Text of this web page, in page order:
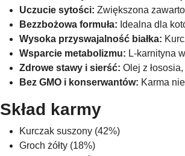
Uczucie sytości: Zwiększona
Bezzbożowa formuła: Idealna dla
Wysoka przyswajalność białka:
Wsparcie metabolizmu: L-karnityna
Zdrowe stawy i sierść: Olej z
Bez GMO i konserwantów: Karma
Skład karmy
Kurczak suszony (42%)
Groch żółty (18%)